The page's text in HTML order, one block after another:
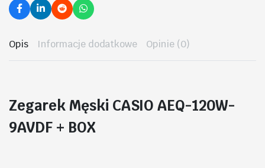
Opis Informacje dodatkowe Opinie (0)
Zegarek Męski CASIO AEQ-120W-
9AVDF + BOX